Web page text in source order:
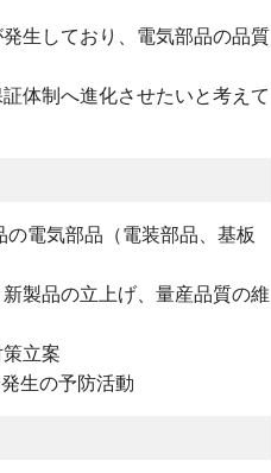
生しており、電気部品の品質
体制へ進化させたいと考えて
電気部品（電装部品、基板
製品の立上げ、量産品質の維
立案
生の予防活動